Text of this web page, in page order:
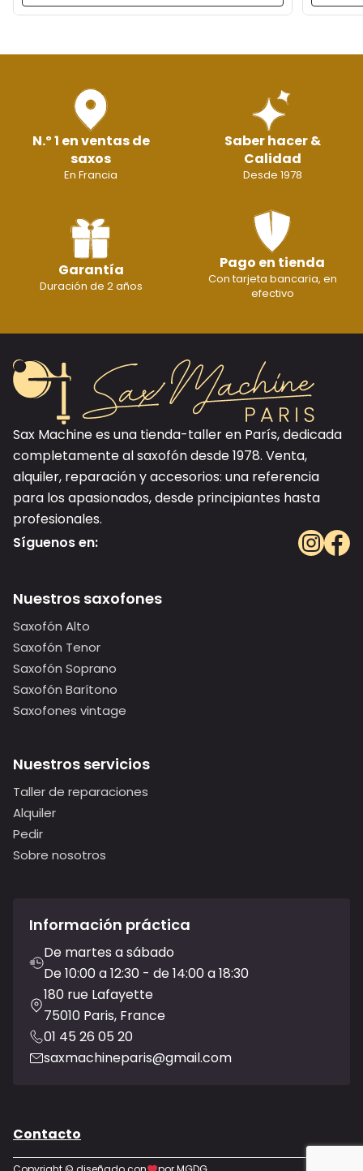
N.º 1 en ventas de
saxos
En Francia
Saber hacer &
Calidad
Desde 1978
Garantía
Duración de 2 años
Pago en tienda
Con tarjeta bancaria, en
efectivo
Sax Machine es una tienda-taller en París, dedicada
completamente al saxofón desde 1978. Venta,
alquiler, reparación y accesorios: una referencia
para los apasionados, desde principiantes hasta
profesionales.
Síguenos en:
Nuestros saxofones
Saxofón Alto
Saxofón Tenor
Saxofón Soprano
Saxofón Barítono
Saxofones vintage
Nuestros servicios
Taller de reparaciones
Alquiler
Pedir
Sobre nosotros
Información práctica
De martes a sábado
De 10:00 a 12:30 - de 14:00 a 18:30
180 rue Lafayette
75010 Paris, France
01 45 26 05 20
saxmachineparis@gmail.com
Contacto